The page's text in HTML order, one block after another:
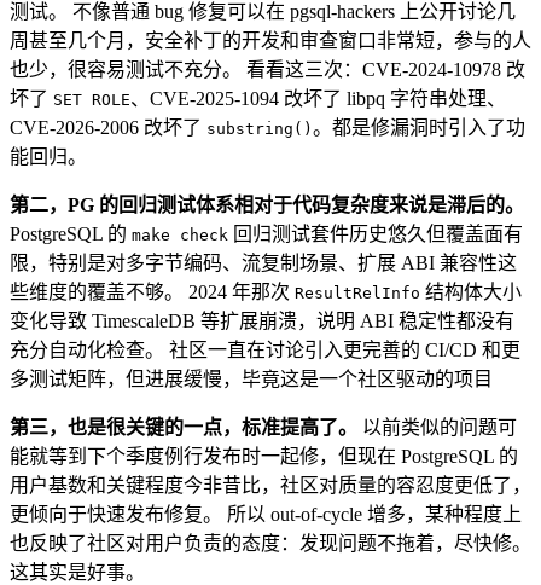
测试。 不像普通 bug 修复可以在 pgsql-hackers 上公开讨论几
周甚至几个月，安全补丁的开发和审查窗口非常短，参与的人
也少，很容易测试不充分。 看看这三次：CVE-2024-10978 改
坏了 SET ROLE、CVE-2025-1094 改坏了 libpq 字符串处理、
CVE-2026-2006 改坏了 substring() 。都是修漏洞时引入了功
能回归。
第二，PG 的回归测试体系相对于代码复杂度来说是滞后的。
PostgreSQL 的 make check 回归测试套件历史悠久但覆盖面有
限，特别是对多字节编码、流复制场景、扩展 ABI 兼容性这
些维度的覆盖不够。 2024 年那次 ResultRelInfo 结构体大小
变化导致 TimescaleDB 等扩展崩溃，说明 ABI 稳定性都没有
充分自动化检查。 社区一直在讨论引入更完善的 CI/CD 和更
多测试矩阵，但进展缓慢，毕竟这是一个社区驱动的项目
第三，也是很关键的一点，标准提高了。
以前类似的问题可
能就等到下个季度例行发布时一起修，但现在 PostgreSQL 的
用户基数和关键程度今非昔比，社区对质量的容忍度更低了，
更倾向于快速发布修复。 所以 out-of-cycle 增多，某种程度上
也反映了社区对用户负责的态度：发现问题不拖着，尽快修。
这其实是好事。